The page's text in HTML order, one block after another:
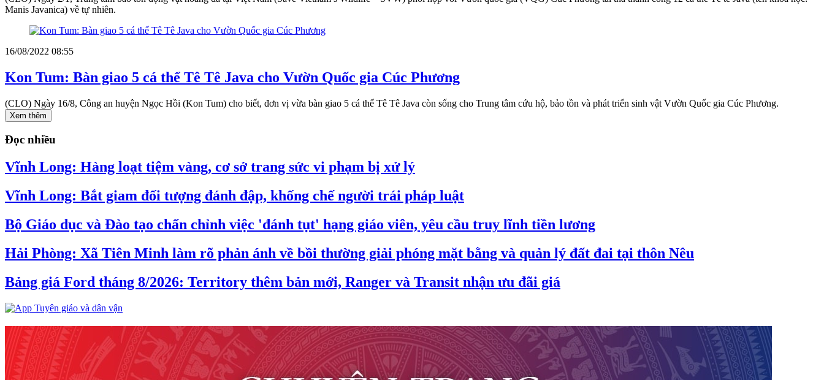
Manis Javanica) về tự nhiên.
16/08/2022 08:55
Kon Tum: Bàn giao 5 cá thể Tê Tê Java cho Vườn Quốc gia Cúc Phương
(CLO) Ngày 16/8, Công an huyện Ngọc Hồi (Kon Tum) cho biết, đơn vị vừa bàn giao 5 cá thể Tê Tê Java còn sống cho Trung tâm cứu hộ, bảo tồn và phát triển sinh vật Vườn Quốc gia Cúc Phương.
Xem thêm
Đọc nhiều
Vĩnh Long: Hàng loạt tiệm vàng, cơ sở trang sức vi phạm bị xử lý
Vĩnh Long: Bắt giam đối tượng đánh đập, khống chế người trái pháp luật
Bộ Giáo dục và Đào tạo chấn chỉnh việc 'đánh tụt' hạng giáo viên, yêu cầu truy lĩnh tiền lương
Hải Phòng: Xã Tiên Minh làm rõ phản ánh về bồi thường giải phóng mặt bằng và quản lý đất đai tại thôn Nêu
Bảng giá Ford tháng 8/2026: Territory thêm bản mới, Ranger và Transit nhận ưu đãi giá